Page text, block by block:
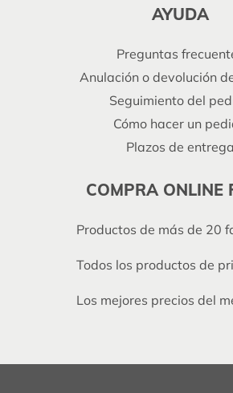
AYUDA
Preguntas
Anulación o devolución
Seguimiento del
Cómo hacer un
Plazos de entrega
COMPRA ONLINE
Productos de más de 20
Todos los productos de
Los mejores precios del